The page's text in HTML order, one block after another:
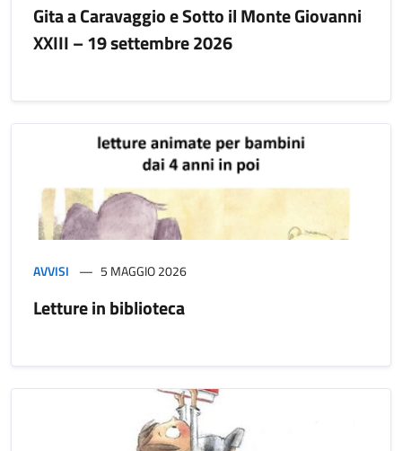
Gita a Caravaggio e Sotto il Monte Giovanni
XXIII – 19 settembre 2026
AVVISI 5 MAGGIO 2026
Letture in biblioteca